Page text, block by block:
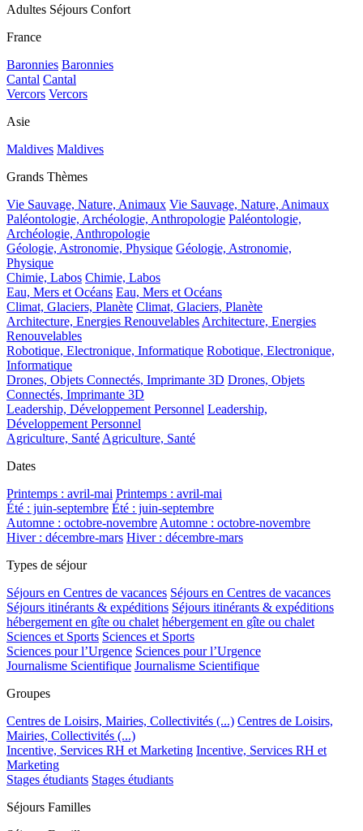
Adultes Séjours Confort
France
Baronnies Baronnies
Cantal Cantal
Vercors Vercors
Asie
Maldives Maldives
Grands Thèmes
Vie Sauvage, Nature, Animaux Vie Sauvage, Nature, Animaux
Paléontologie, Archéologie, Anthropologie Paléontologie,
Archéologie, Anthropologie
Géologie, Astronomie, Physique Géologie, Astronomie,
Physique
Chimie, Labos Chimie, Labos
Eau, Mers et Océans Eau, Mers et Océans
Climat, Glaciers, Planète Climat, Glaciers, Planète
Architecture, Energies Renouvelables Architecture, Energies
Renouvelables
Robotique, Electronique, Informatique Robotique, Electronique,
Informatique
Drones, Objets Connectés, Imprimante 3D Drones, Objets
Connectés, Imprimante 3D
Leadership, Développement Personnel Leadership,
Développement Personnel
Agriculture, Santé Agriculture, Santé
Dates
Printemps : avril-mai Printemps : avril-mai
Été : juin-septembre Été : juin-septembre
Automne : octobre-novembre Automne : octobre-novembre
Hiver : décembre-mars Hiver : décembre-mars
Types de séjour
Séjours en Centres de vacances Séjours en Centres de vacances
Séjours itinérants & expéditions Séjours itinérants & expéditions
hébergement en gîte ou chalet hébergement en gîte ou chalet
Sciences et Sports Sciences et Sports
Sciences pour l’Urgence Sciences pour l’Urgence
Journalisme Scientifique Journalisme Scientifique
Groupes
Centres de Loisirs, Mairies, Collectivités (...) Centres de Loisirs,
Mairies, Collectivités (...)
Incentive, Services RH et Marketing Incentive, Services RH et
Marketing
Stages étudiants Stages étudiants
Séjours Familles